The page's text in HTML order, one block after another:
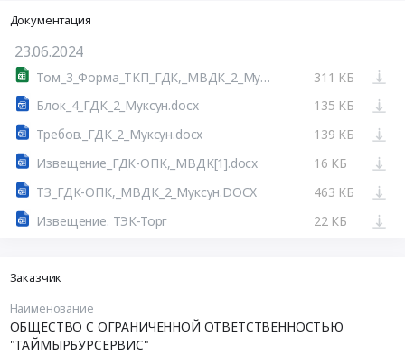
Документация
23.06.2024
Том_3_Форма_ТКП_ГДК,_МВДК_2_Муксун.xlsx
311 КБ
Блок_4_ГДК_2_Муксун.docx
135 КБ
Требов._ГДК_2_Муксун.docx
139 КБ
Извещение_ГДК-ОПК,_МВДК[1].docx
16 КБ
ТЗ_ГДК-ОПК,_МВДК_2_Муксун.DOCX
463 КБ
Извещение. ТЭК-Торг
22 КБ
Заказчик
Наименование
ОБЩЕСТВО С ОГРАНИЧЕННОЙ ОТВЕТСТВЕННОСТЬЮ
"ТАЙМЫРБУРСЕРВИС"